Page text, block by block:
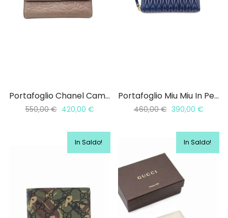
Portafoglio Chanel Camelia
550,00€ 420,00 €
Portafoglio Miu Miu In Pelle Blu Matelassè
460,00€ 390,00 €
In Saldo! In Saldo!